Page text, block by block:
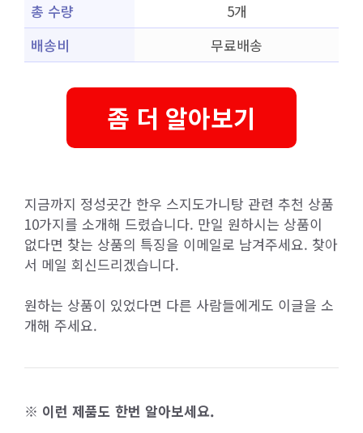
총 수량
5개
배송비
무료배송
좀 더 알아보기
지금까지 정성곳간 한우 스지도가니탕 관련 추천 상품
10가지를 소개해 드렸습니다. 만일 원하시는 상품이
없다면 찾는 상품의 특징을 이메일로 남겨주세요. 찾아
서 메일 회신드리겠습니다.
원하는 상품이 있었다면 다른 사람들에게도 이글을 소
개해 주세요.
※ 이런 제품도 한번 알아보세요.